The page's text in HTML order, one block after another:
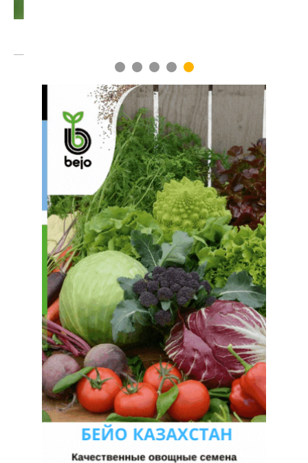
1 2 3 4 5